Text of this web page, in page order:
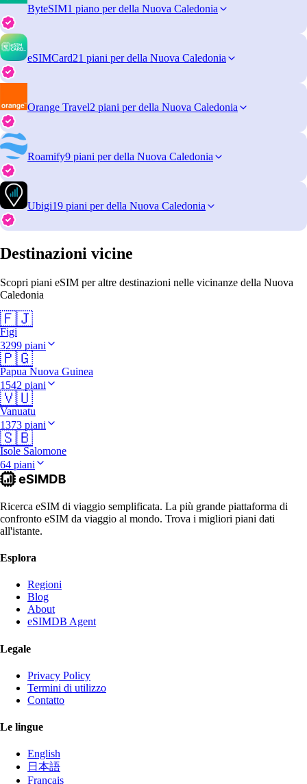
ByteSIM1 piano per della Nuova Caledonia
eSIMCard21 piani per della Nuova Caledonia
Orange Travel2 piani per della Nuova Caledonia
Roamify9 piani per della Nuova Caledonia
Ubigi19 piani per della Nuova Caledonia
Destinazioni vicine
Scopri piani eSIM per altre destinazioni nelle vicinanze della Nuova
Caledonia
🇫🇯
Figi
3299 piani
🇵🇬
Papua Nuova Guinea
1542 piani
🇻🇺
Vanuatu
1373 piani
🇸🇧
Isole Salomone
64 piani
Ricerca eSIM di viaggio semplificata. La più grande piattaforma di
confronto eSIM da viaggio al mondo. Trova i migliori piani dati
all'istante.
Esplora
Regioni
Blog
About
eSIMDB Agent
Legale
Privacy Policy
Termini di utilizzo
Contatto
Le lingue
English
日本語
Français